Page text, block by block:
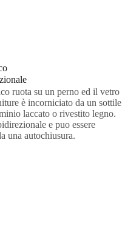
ruota su un perno ed il vetro
è incorniciato da un sottile
laccato o rivestito legno.
e puo essere
una autochiusura.